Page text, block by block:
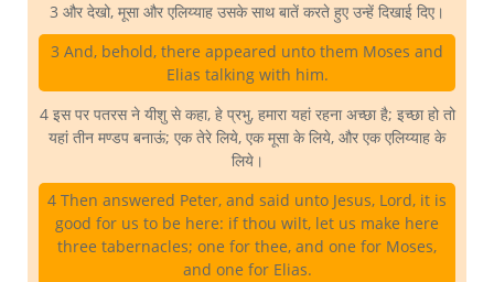
3 और देखो, मूसा और एलिय्याह उसके साथ बातें करते हुए उन्हें दिखाई दिए।
3 And, behold, there appeared unto them Moses and
Elias talking with him.
4 इस पर पतरस ने यीशु से कहा, हे प्रभु, हमारा यहां रहना अच्छा है; इच्छा हो तो
यहां तीन मण्डप बनाऊं; एक तेरे लिये, एक मूसा के लिये, और एक एलिय्याह के
लिये।
4 Then answered Peter, and said unto Jesus, Lord, it is
good for us to be here: if thou wilt, let us make here
three tabernacles; one for thee, and one for Moses,
and one for Elias.